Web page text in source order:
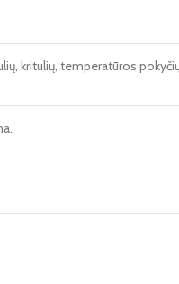
kritulių, temperatūros